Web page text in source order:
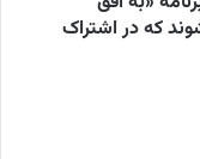
که در اشتراک